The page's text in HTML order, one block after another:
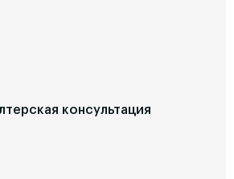
консультация